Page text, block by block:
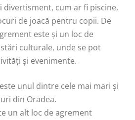
divertisment, cum ar fi piscine,
de joacă pentru copii. De
este și un loc de
culturale, unde se pot
și evenimente.
este unul dintre cele mai mari și
din Oradea.
un alt loc de agrement